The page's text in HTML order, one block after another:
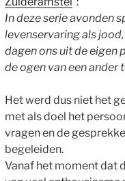
In deze serie avonden
levenservaring als
dagen ons uit de eigen
de ogen van een ander
Het werd dus niet het
met als doel het
vragen en de
begeleiden.
Vanaf het moment dat